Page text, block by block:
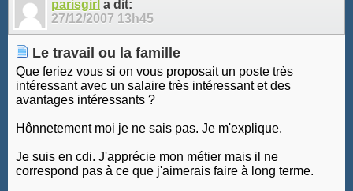
parisgirl a dit:
27/12/2007 13h45
Le travail ou la famille
Que feriez vous si on vous proposait un poste très
intéressant avec un salaire très intéressant et des
avantages intéressants ?
Hônnetement moi je ne sais pas. Je m'explique.
Je suis en cdi. J'apprécie mon métier mais il ne
correspond pas à ce que j'aimerais faire à long terme.